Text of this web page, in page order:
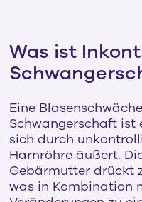
Was ist
Eine
Schwangerschaft ist
sich durch
Harnröhre äußert.
Gebärmutter drückt
was in Kombination